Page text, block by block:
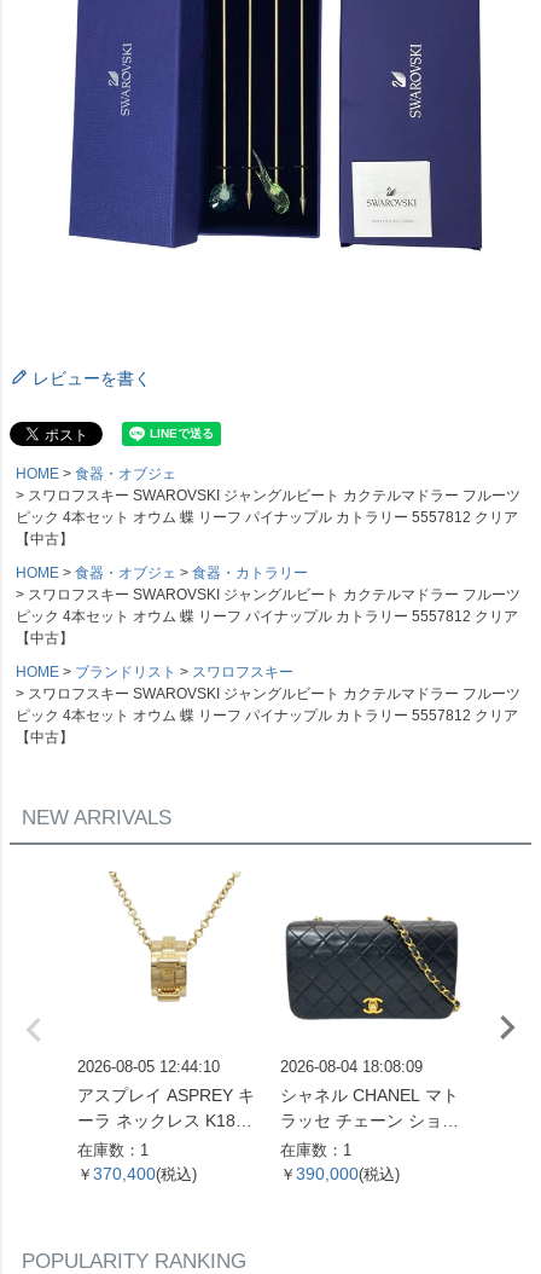
レビューを書く
HOME
食器・オブジェ
スワロフスキー SWAROVSKI ジャングルビート カクテルマドラー フルーツ
ピック 4本セット オウム 蝶 リーフ パイナップル カトラリー 5557812 クリア
【中古】
HOME
食器・オブジェ
食器・カトラリー
スワロフスキー SWAROVSKI ジャングルビート カクテルマドラー フルーツ
ピック 4本セット オウム 蝶 リーフ パイナップル カトラリー 5557812 クリア
【中古】
HOME
ブランドリスト
スワロフスキー
スワロフスキー SWAROVSKI ジャングルビート カクテルマドラー フルーツ
ピック 4本セット オウム 蝶 リーフ パイナップル カトラリー 5557812 クリア
【中古】
NEW ARRIVALS
2026-08-05 12:44:10
アスプレイ ASPREY キ
ーラ ネックレス K18YG
14.2g レディース【中
古】
在庫数：1
￥ 370,400(税込)
2026-08-04 18:08:09
シャネル CHANEL マト
ラッセ チェーン ショル
ダーバッグ ラムスキン
ブラック ゴールド金具
在庫数：1
￥ 390,000(税込)
POPULARITY RANKING